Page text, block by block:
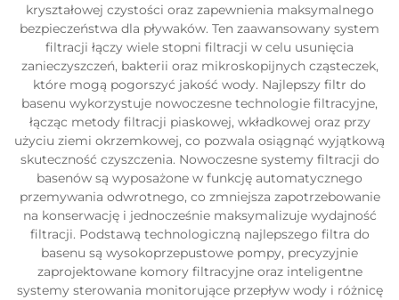
kryształowej czystości oraz zapewnienia maksymalnego
bezpieczeństwa dla pływaków. Ten zaawansowany system
filtracji łączy wiele stopni filtracji w celu usunięcia
zanieczyszczeń, bakterii oraz mikroskopijnych cząsteczek,
które mogą pogorszyć jakość wody. Najlepszy filtr do
basenu wykorzystuje nowoczesne technologie filtracyjne,
łącząc metody filtracji piaskowej, wkładkowej oraz przy
użyciu ziemi okrzemkowej, co pozwala osiągnąć wyjątkową
skuteczność czyszczenia. Nowoczesne systemy filtracji do
basenów są wyposażone w funkcję automatycznego
przemywania odwrotnego, co zmniejsza zapotrzebowanie
na konserwację i jednocześnie maksymalizuje wydajność
filtracji. Podstawą technologiczną najlepszego filtra do
basenu są wysokoprzepustowe pompy, precyzyjnie
zaprojektowane komory filtracyjne oraz inteligentne
systemy sterowania monitorujące przepływ wody i różnicę